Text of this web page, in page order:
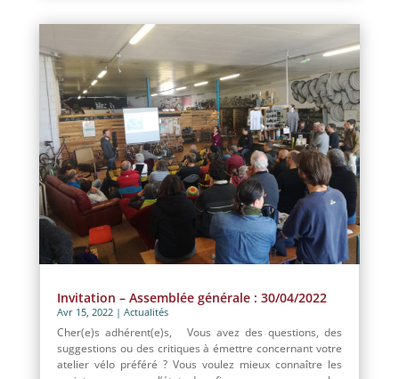
Invitation – Assemblée générale : 30/04/2022
Avr 15, 2022| Actualités
Cher(e)s adhérent(e)s, Vous avez des questions, des
suggestions ou des critiques à émettre concernant votre
atelier vélo préféré ? Vous voulez mieux connaître les